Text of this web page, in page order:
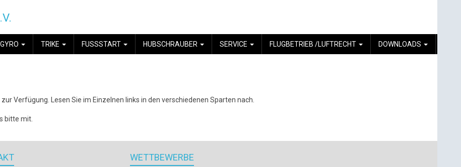
GYRO TRIKE FUSSSTART HUBSCHRAUBER SERVICE FLUGBETRIEB /LUFTRECHT DOWNLOADS
Verfügung. Lesen Sie im Einzelnen links in den verschiedenen Sparten nach.
bitte mit.
WETTBEWERBE